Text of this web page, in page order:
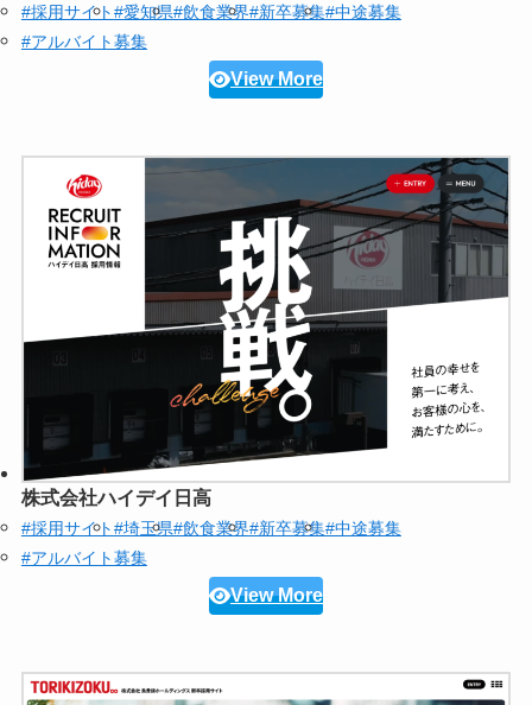
#採用サイト#愛知県#飲食業界#新卒募集#中途募集
#アルバイト募集
View More
株式会社ハイデイ日高
#採用サイト#埼玉県#飲食業界#新卒募集#中途募集
#アルバイト募集
View More